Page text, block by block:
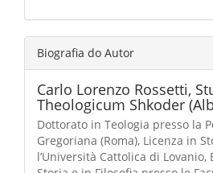
Biografia do Autor
Carlo Lorenzo Rossetti,
Theologicum Shkoder
Dottorato in Teologia presso la
Gregoriana (Roma), Licenza in
l’Università Cattolica di Lovanio,